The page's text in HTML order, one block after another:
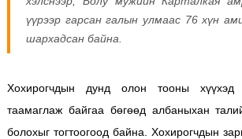
үүрээр гарсан галын улмаас 76 хүн
шархадсан байна.
Хохирогчдын дунд олон тооны хүүхэд
таамаглаж байгаа бөгөөд албаныхан
болохыг тогтоогоод байна. Хохирогчдын